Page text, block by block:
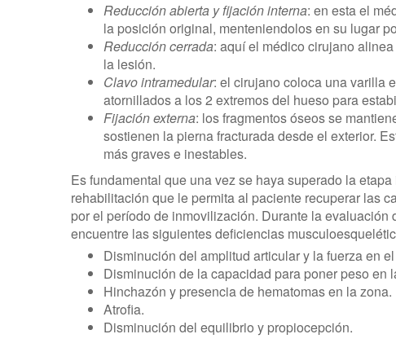
Reducción abierta y fijación interna: en esta el
la posición original, menteniendolos en su lugar
Reducción cerrada: aquí el médico cirujano
la lesión.
Clavo intramedular: el cirujano coloca una varilla
atornillados a los 2 extremos del hueso para
Fijación externa: los fragmentos óseos se
sostienen la pierna fracturada desde el exterior.
más graves e inestables.
Es fundamental que una vez se haya superado la
rehabilitación que le permita al paciente recuperar las
por el período de inmovilización. Durante la
encuentre las siguientes deficiencias
Disminución del amplitud articular y la fuerza en el
Disminución de la capacidad para poner peso en
Hinchazón y presencia de hematomas en la zona.
Atrofia.
Disminución del equilibrio y propiocepción.